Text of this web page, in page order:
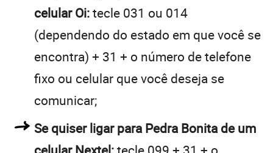
celular Oi:tecle 031 ou 014
(dependendo do estado em que você se
encontra) + 31 + o número de telefone
fixo ou celular que você deseja se
comunicar;
Se quiser ligar para Pedra Bonita de um